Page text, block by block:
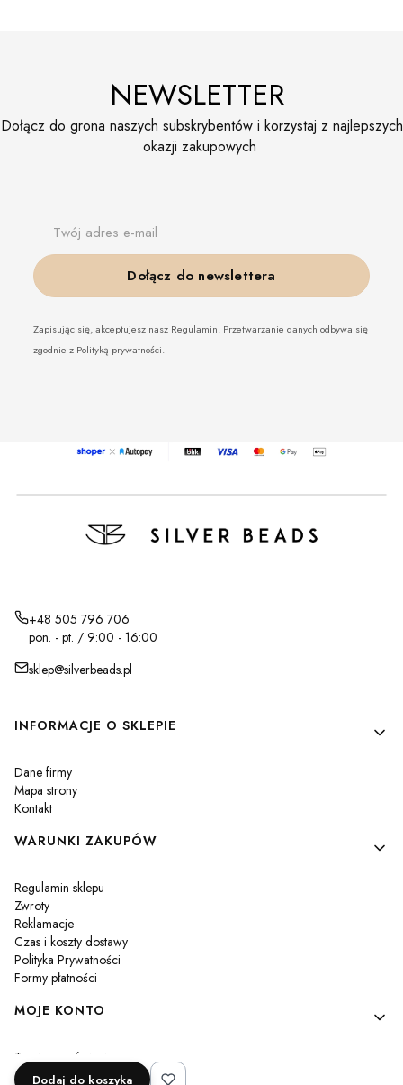
NEWSLETTER
Dołącz do grona naszych subskrybentów i korzystaj z najlepszych
okazji zakupowych
Twój adres e-mail
Dołącz do newslettera
Zapisując się, akceptujesz nasz Regulamin. Przetwarzanie danych odbywa się
zgodnie z Polityką prywatności.
+48 505 796 706
pon. - pt. / 9:00 - 16:00
sklep@silverbeads.pl
Linki w stopce
INFORMACJE O SKLEPIE
Dane firmy
Mapa strony
Kontakt
WARUNKI ZAKUPÓW
Regulamin sklepu
Zwroty
Reklamacje
Czas i koszty dostawy
Polityka Prywatności
Formy płatności
MOJE KONTO
Twoje zamówienia
Ustawienia konta
Dodaj do koszyka